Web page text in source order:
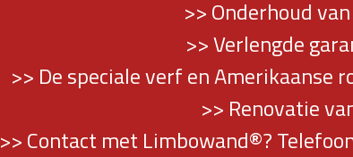
>> Onderhoud
>> Verlengde
>> De speciale verf en
>> Renovatie
>> Contact met Limbowand®?